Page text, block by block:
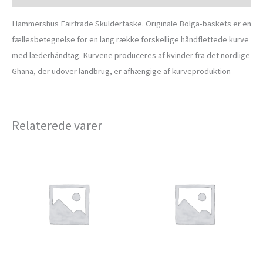
Hammershus Fairtrade Skuldertaske. Originale Bolga-baskets er en
fællesbetegnelse for en lang række forskellige håndflettede kurve
med læderhåndtag. Kurvene produceres af kvinder fra det nordlige
Ghana, der udover landbrug, er afhængige af kurveproduktion
Relaterede varer